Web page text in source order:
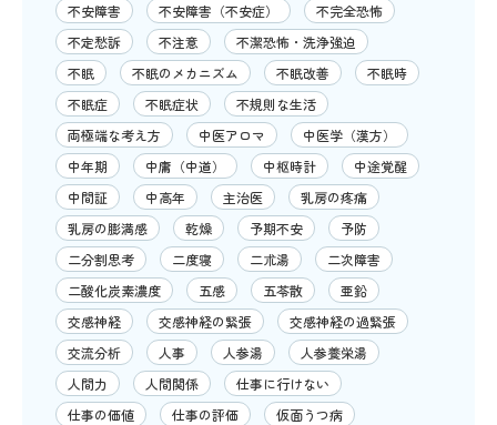
不安障害
不安障害（不安症）
不完全恐怖
不定愁訴
不注意
不潔恐怖・洗浄強迫
不眠
不眠のメカニズム 不眠改善
不眠時
不眠症
不眠症状
不規則な生活
両極端な考え方
中医アロマ
中医学（漢方）
中年期
中庸（中道） 中枢時計
中途覚醒
中間証
中高年 主治医
乳房の疼痛
乳房の膨満感
乾燥 予期不安
予防
二分割思考
二度寝 二朮湯
二次障害
二酸化炭素濃度
五感 五苓散
亜鉛
交感神経
交感神経の緊張
交感神経の過緊張
交流分析
人事 人参湯
人参養栄湯
人間力
人間関係
仕事に行けない
仕事の価値
仕事の評価
仮面うつ病